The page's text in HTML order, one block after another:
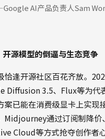
AI产品负责人Sam
开源模型的倒逼与生态竞争
恰逢开源社区百花齐放。
Diffusion 3.5、Flux等为代
案已能在消费级显卡上实现
Midjourney通过订阅制降
Cloud等方式抢夺创作者